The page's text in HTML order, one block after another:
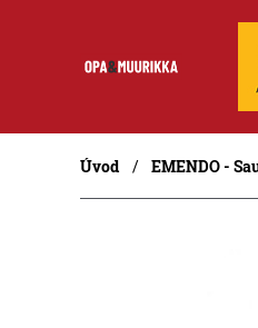
Úvod EMENDO -